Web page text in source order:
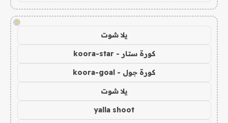
!
يلا شوت
كورة ستار - koora-star
كورة جول - koora-goal
يلا شوت
yalla shoot